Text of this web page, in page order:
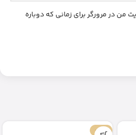
من در مرورگر برای زمانی که دوباره
-67%